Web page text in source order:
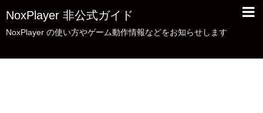
NoxPlayer 非公式ガイド
NoxPlayer の使い方やゲーム動作情報などをお知らせします